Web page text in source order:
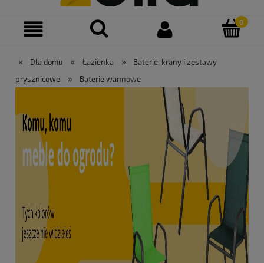
» Dla domu » Łazienka »
Baterie, krany i zestawy
prysznicowe
» Baterie wannowe